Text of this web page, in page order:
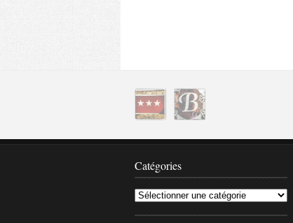
Catégories